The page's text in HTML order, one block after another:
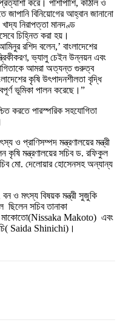
করে। পাশাপাশি, কাঁঠাল ও
বিনিয়োগের আহ্বান জানানো
নিরাপত্তা মানদণ্ড
চিহ্নিত করা হয়।
রশিদ বলেন,’ বাংলাদেশের
ভ্যালু চেইন উন্নয়ন এবং
আমরা অত্যন্ত গুরুত্ব
কৃষি উৎপাদনশীলতা বৃদ্ধি
ভূমিকা পালন করেছে।”
করতে পারস্পরিক সহযোগিতা
ও প্রাণিসম্পদ মন্ত্রণালয়ের মন্ত্রী
কৃষি মন্ত্রণালয়ের সচিব ড. রফিকুল
মো. দেলোয়ার হোসেনসহ অন্যান্য
বন ও মৎস্য বিষয়ক মন্ত্রী সুজুকি
সচিব তানাকা
মাকোতো(Nissaka Makoto) এবং
Saida Shinichi)।